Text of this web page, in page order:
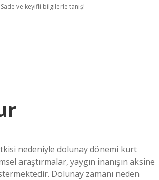
Sade ve keyifli bilgilerle tanış!
nedeniyle dolunay dönemi kurt
araştırmalar, yaygın inanışın aksine
Dolunay zamanı neden